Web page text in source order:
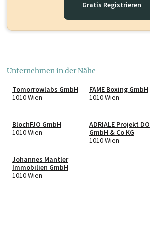
Gratis Registrieren
Unternehmen in der Nähe
Tomorrowlabs GmbH
1010 Wien
FAME Boxing GmbH
1010 Wien
BlochFJO GmbH
1010 Wien
ADRIALE Projekt DO
GmbH & Co KG
1010 Wien
Johannes Mantler
Immobilien GmbH
1010 Wien